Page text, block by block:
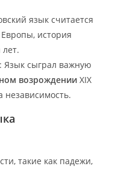
язык считается
история
: Язык сыграл важную
возрождении XIX
независимость.
такие как падежи,